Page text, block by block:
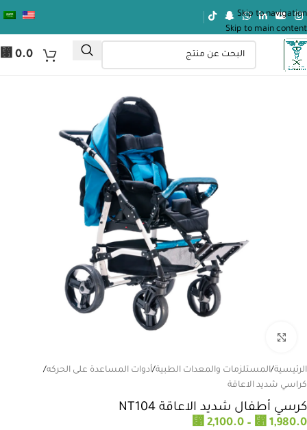
Skip to navigation
Skip to main content
⃁ 0.0
الرئيسية/المستلزمات والمعدات الطبية/أدوات المساعدة على الحركه/
كراسي شديد الاعاقة
كرسي أطفال شديد الاعاقة NT104
⃁ 1,980.0
–
⃁ 2,100.0